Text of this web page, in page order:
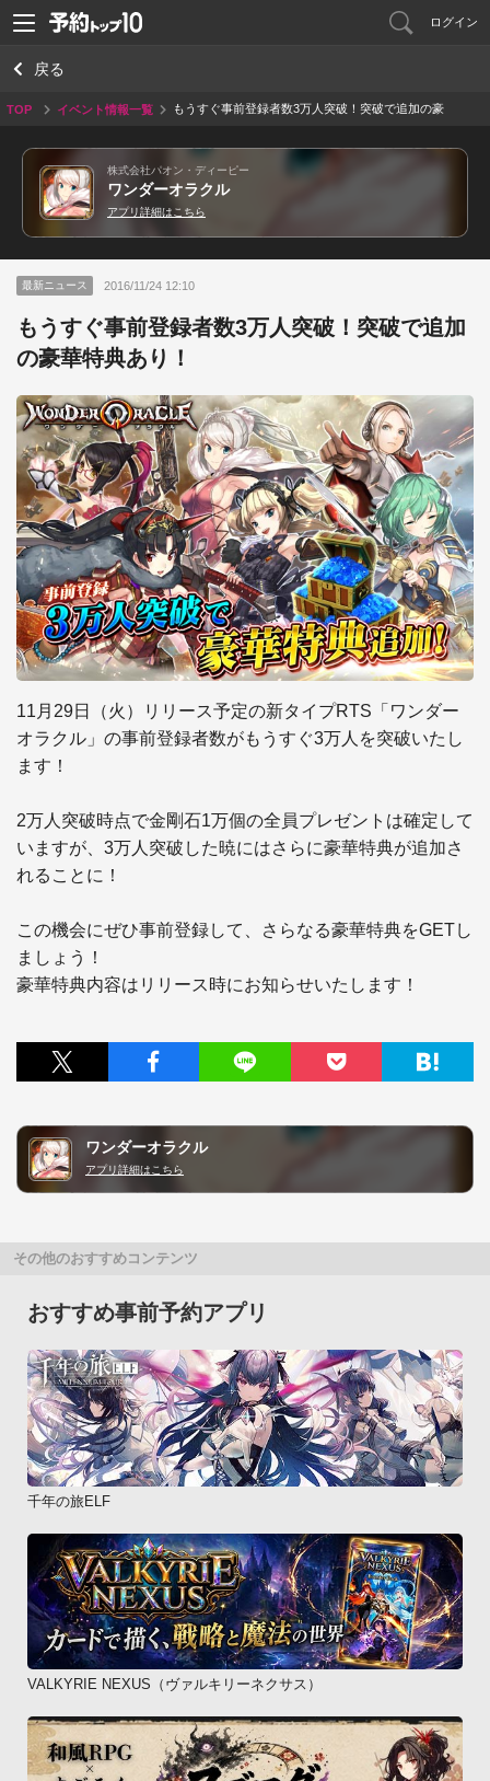
ログイン
戻る
TOP イベント情報一覧
もうすぐ事前登録者数3万人突破！突破で追加の豪
株式会社パオン・ディーピー
ワンダーオラクル
アプリ詳細はこちら
最新ニュース 2016/11/24 12:10
もうすぐ事前登録者数3万人突破！突破で追加
の豪華特典あり！
11月29日（火）リリース予定の新タイプRTS「ワンダー
オラクル」の事前登録者数がもうすぐ3万人を突破いたし
ます！
2万人突破時点で金剛石1万個の全員プレゼントは確定して
いますが、3万人突破した暁にはさらに豪華特典が追加さ
れることに！
この機会にぜひ事前登録して、さらなる豪華特典をGETし
ましょう！
豪華特典内容はリリース時にお知らせいたします！
ワンダーオラクル
アプリ詳細はこちら
その他のおすすめコンテンツ
おすすめ事前予約アプリ
千年の旅ELF
VALKYRIE NEXUS（ヴァルキリーネクサス）